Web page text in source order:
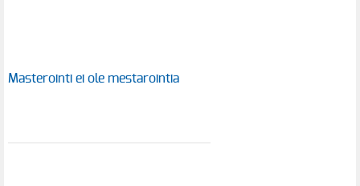
Masterointi ei ole mestarointia